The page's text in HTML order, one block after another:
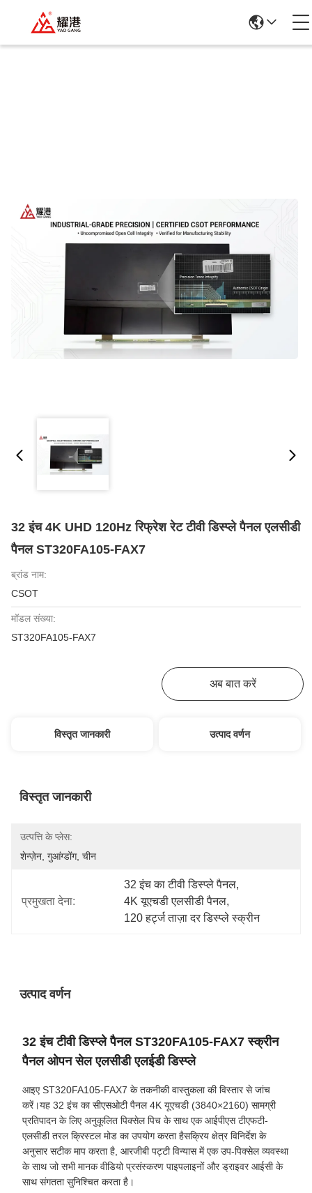
32 इंच 4K UHD 120Hz रिफ्रेश रेट टीवी डिस्प्ले पैनल एलसीडी
पैनल ST320FA105-FAX7
ब्रांड नाम:
CSOT
मॉडल संख्या:
ST320FA105-FAX7
अब बात करें
विस्तृत जानकारी उत्पाद वर्णन
विस्तृत जानकारी
उत्पत्ति के प्लेस:
शेन्ज़ेन, गुआंग्डोंग, चीन
प्रमुखता देना:
32 इंच का टीवी डिस्प्ले पैनल,
4K यूएचडी एलसीडी पैनल,
120 हर्ट्ज ताज़ा दर डिस्प्ले स्क्रीन
उत्पाद वर्णन
32 इंच टीवी डिस्प्ले पैनल ST320FA105-FAX7 स्क्रीन
पैनल ओपन सेल एलसीडी एलईडी डिस्प्ले
आइए ST320FA105-FAX7 के तकनीकी वास्तुकला की विस्तार से जांच
करें।यह 32 इंच का सीएसओटी पैनल 4K यूएचडी (3840×2160) सामग्री
प्रतिपादन के लिए अनुकूलित पिक्सेल पिच के साथ एक आईपीएस टीएफटी-
एलसीडी तरल क्रिस्टल मोड का उपयोग करता हैसक्रिय क्षेत्र विनिर्देश के
अनुसार सटीक माप करता है, आरजीबी पट्टी विन्यास में एक उप-पिक्सेल व्यवस्था
के साथ जो सभी मानक वीडियो प्रसंस्करण पाइपलाइनों और ड्राइवर आईसी के
साथ संगतता सुनिश्चित करता है।